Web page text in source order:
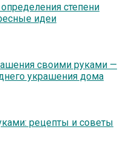
степени
идеи
своими руками —
украшения дома
рецепты и советы